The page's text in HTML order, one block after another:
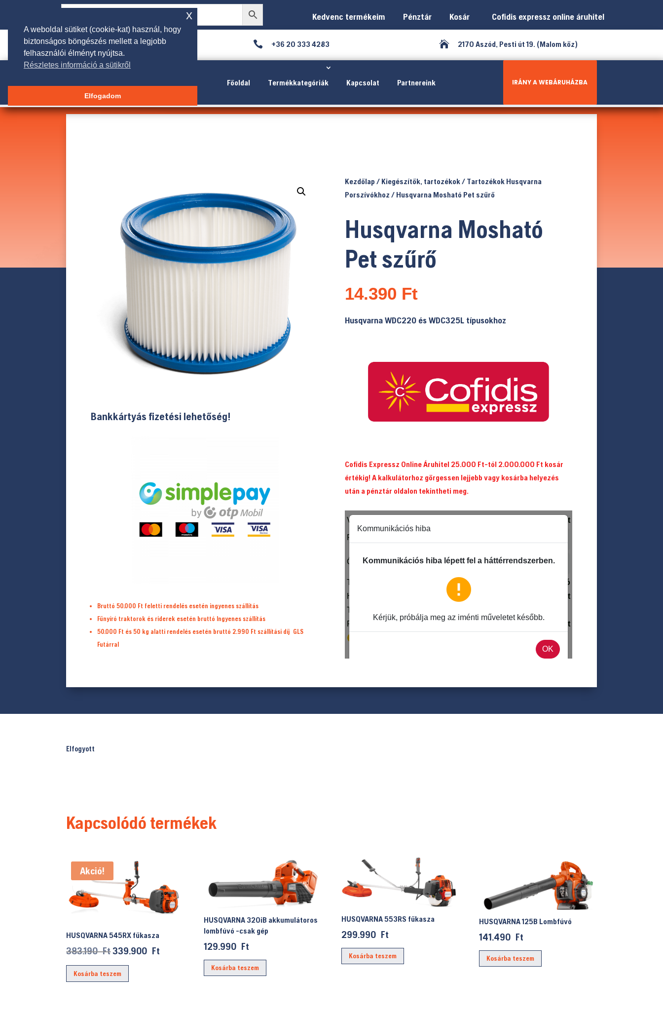
Kedvenc termékeim Pénztár Kosár Cofidis expressz online áruhitel
 rendeles@galgakertigep.hu  +36 20 333 4283  2170 Aszód, Pesti út 19. (Malom köz)
Főoldal Termékkategóriák Kapcsolat Partnereink IRÁNY A WEBÁRUHÁZBA
Bankkártyás fizetési lehetőség!
Bruttó 50.000 Ft feletti rendelés esetén ingyenes szállítás
Fűnyíró traktorok és riderek esetén bruttó Ingyenes szállítás
50.000 Ft és 50 kg alatti rendelés esetén bruttó 2.990 Ft szállítási díj GLS
Futárral
Kezdőlap / Kiegészítők, tartozékok/ Tartozékok Husqvarna
Porszívókhoz / Husqvarna Mosható Pet szűrő
Husqvarna Mosható
Pet szűrő
14.390 Ft
Husqvarna WDC220 és WDC325L típusokhoz
Cofidis Expressz Online Áruhitel 25.000 Ft-tól 2.000.000 Ft kosár
értékig! A kalkulátorhoz görgessen lejjebb vagy kosárba helyezés
után a pénztár oldalon tekintheti meg.
Elfogyott
Kapcsolódó termékek
Akció!
HUSQVARNA 545RX fűkasza
383.190FtOriginal
price
was:
339.900 Ft
Kosárba teszem
HUSQVARNA 320iB akkumulátoros
lombfúvó -csak gép
129.990 Ft
Kosárba teszem
HUSQVARNA 553RS fűkasza
299.990 Ft
Kosárba teszem
HUSQVARNA 125B Lombfúvó
141.490 Ft
Kosárba teszem
A weboldal sütiket (cookie-kat) használ, hogy
biztonságos böngészés mellett a legjobb
felhasználói élményt nyújtsa.
Részletes információ a sütikről
Elfogadom
x